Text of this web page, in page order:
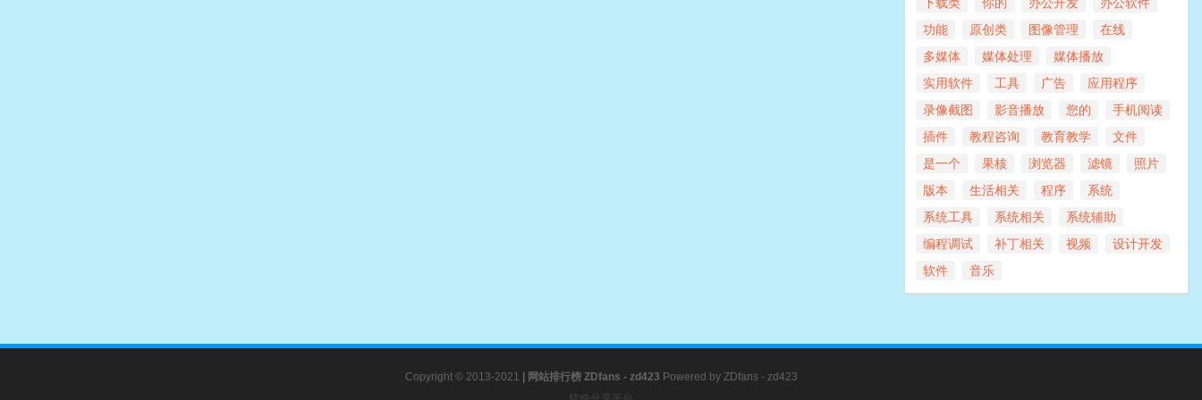
功能
原创类 图像管理
在线
多媒体
媒体处理
媒体播放
实用软件
工具 广告
应用程序
录像截图
影音播放 您的
手机阅读
插件
教程咨询 教育教学
文件
是一个
果核 浏览器 滤镜
照片
版本
生活相关 程序
系统
系统工具
系统相关
系统辅助
编程调试
补丁相关 视频
设计开发
软件
音乐
Copyright © 2013-2021 网站排行榜ZDfans - zd423 Powered by ZDfans - zd423